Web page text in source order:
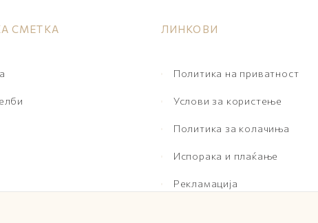
СМЕТКА ЛИНКОВИ
Политика на приватност
Услови за користење
Политика за колачиња
Испорака и плаќање
Рекламација